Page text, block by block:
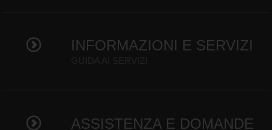
INFORMAZIONI E SERVIZI
ASSISTENZA E DOMANDE